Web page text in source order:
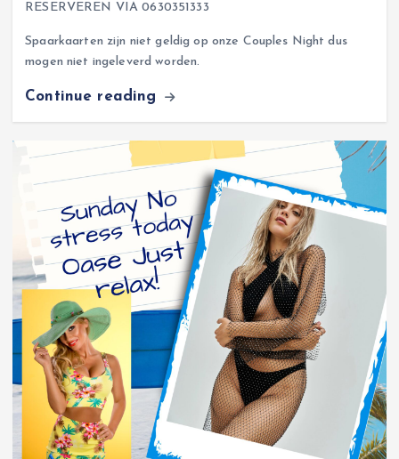
RESERVEREN VIA 0630351333
Spaarkaarten zijn niet geldig op onze Couples Night dus
mogen niet ingeleverd worden.
Continue reading